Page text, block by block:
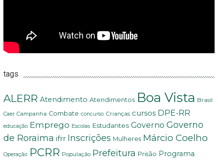
tags
ALERR Atendimento Atendimentos Boa Vista Brasil
Caer Campanha Combate concurso Crianças cursos DPE-RR
educação Emprego Escolas Estudantes Governo Governo
de Roraima ifrr Inscrições Mulheres Márcio Coelho
Operação PCRR População Prefeitura Prisão Programa